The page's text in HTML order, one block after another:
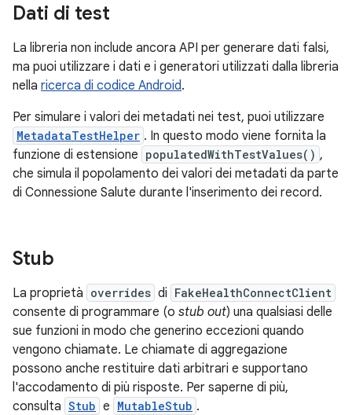
Dati di test
La libreria non include ancora API per generare dati falsi,
ma puoi utilizzare i dati e i generatori utilizzati dalla libreria
nella ricerca di codice Android.
Per simulare i valori dei metadati nei test, puoi utilizzare
MetadataTestHelper . In questo modo viene fornita la
funzione di estensione populatedWithTestValues() ,
che simula il popolamento dei valori dei metadati da parte
di Connessione Salute durante l'inserimento dei record.
Stub
La proprietà overrides di FakeHealthConnectClient
consente di programmare (o stub out) una qualsiasi delle
sue funzioni in modo che generino eccezioni quando
vengono chiamate. Le chiamate di aggregazione
possono anche restituire dati arbitrari e supportano
l'accodamento di più risposte. Per saperne di più,
consulta Stub e MutableStub .